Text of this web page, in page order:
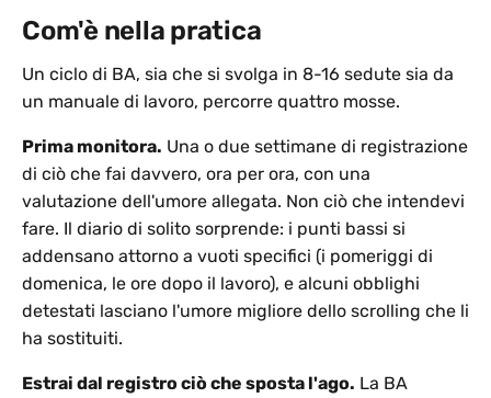
Com'è nella pratica
Un ciclo di BA, sia che si svolga in 8-16 sedute sia da
un manuale di lavoro, percorre quattro mosse.
Prima monitora. Una o due settimane di registrazione
di ciò che fai davvero, ora per ora, con una
valutazione dell'umore allegata. Non ciò che intendevi
fare. Il diario di solito sorprende: i punti bassi si
addensano attorno a vuoti specifici (i pomeriggi di
domenica, le ore dopo il lavoro), e alcuni obblighi
detestati lasciano l'umore migliore dello scrolling che li
ha sostituiti.
Estrai dal registro ciò che sposta l'ago. La BA